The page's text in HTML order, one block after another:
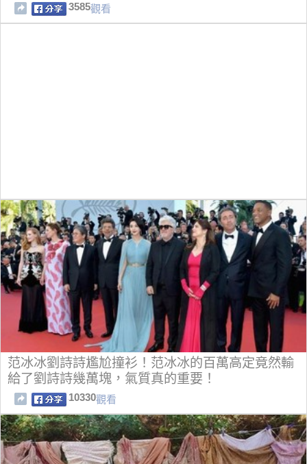
3585觀看
范冰冰劉詩詩尷尬撞衫！范冰冰的百萬高定竟然輸
給了劉詩詩幾萬塊，氣質真的重要！
10330觀看